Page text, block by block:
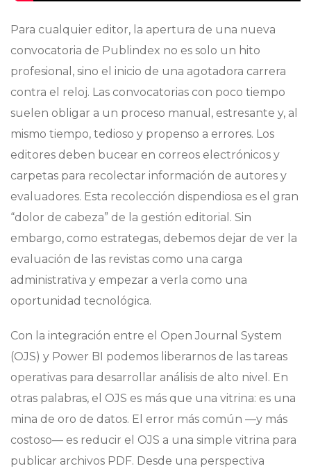
Para cualquier editor, la apertura de una nueva
convocatoria de Publindex no es solo un hito
profesional, sino el inicio de una agotadora carrera
contra el reloj. Las convocatorias con poco tiempo
suelen obligar a un proceso manual, estresante y, al
mismo tiempo, tedioso y propenso a errores. Los
editores deben bucear en correos electrónicos y
carpetas para recolectar información de autores y
evaluadores. Esta recolección dispendiosa es el gran
“dolor de cabeza” de la gestión editorial. Sin
embargo, como estrategas, debemos dejar de ver la
evaluación de las revistas como una carga
administrativa y empezar a verla como una
oportunidad tecnológica.
Con la integración entre el Open Journal System
(OJS) y Power BI podemos liberarnos de las tareas
operativas para desarrollar análisis de alto nivel. En
otras palabras, el OJS es más que una vitrina: es una
mina de oro de datos. El error más común —y más
costoso— es reducir el OJS a una simple vitrina para
publicar archivos PDF. Desde una perspectiva